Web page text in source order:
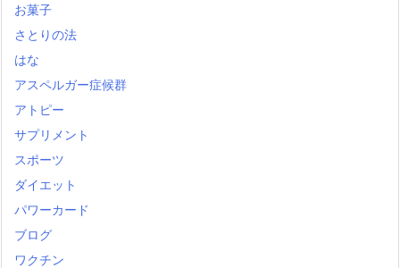
お菓子
さとりの法
はな
アスペルガー症候群
アトピー
サプリメント
スポーツ
ダイエット
パワーカード
ブログ
ワクチン